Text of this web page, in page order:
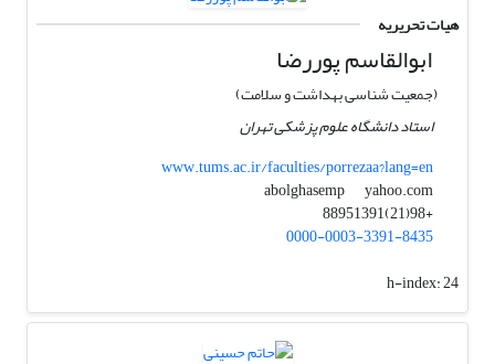
هیات تحریریه
ابوالقاسم پوررضا
(جمعیت شناسی بهداشت و سلامت)
استاد دانشگاه علوم پزشکی تهران
www.tums.ac.ir/faculties/porrezaa?lang=en
abolghasemp
yahoo.com
+98(21)88951391
0000-0003-3391-8435
h-index:24